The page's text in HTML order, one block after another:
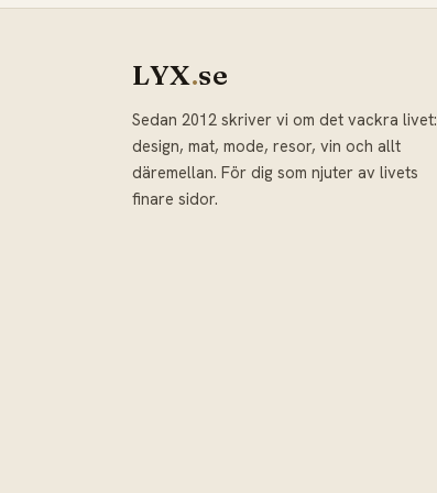
LYX.se
Sedan 2012 skriver vi om det vackra livet:
design, mat, mode, resor, vin och allt
däremellan. För dig som njuter av livets
finare sidor.